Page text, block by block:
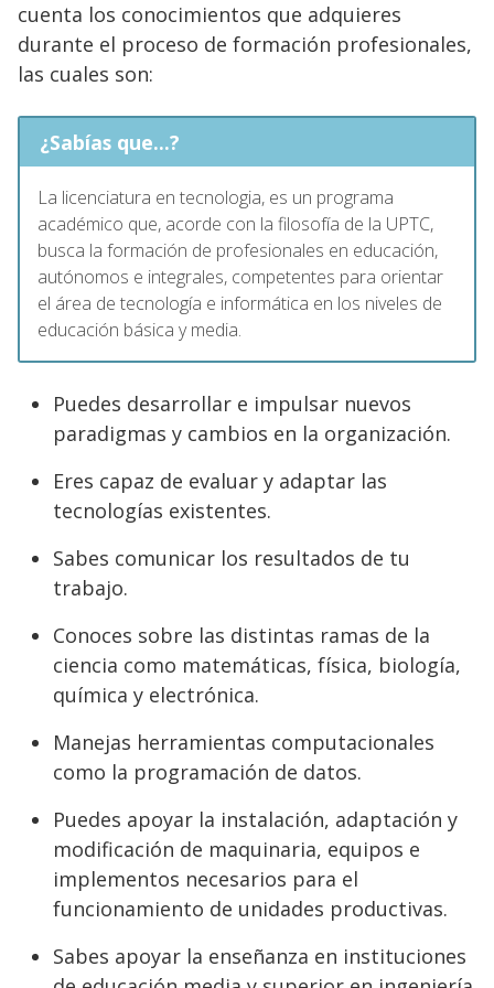
cuenta los conocimientos que adquieres
durante el proceso de formación profesionales,
las cuales son:
¿Sabías que...?
La licenciatura en tecnologia, es un programa
académico que, acorde con la filosofía de la UPTC,
busca la formación de profesionales en educación,
autónomos e integrales, competentes para orientar
el área de tecnología e informática en los niveles de
educación básica y media.
Puedes desarrollar e impulsar nuevos
paradigmas y cambios en la organización.
Eres capaz de evaluar y adaptar las
tecnologías existentes.
Sabes comunicar los resultados de tu
trabajo.
Conoces sobre las distintas ramas de la
ciencia como matemáticas, física, biología,
química y electrónica.
Manejas herramientas computacionales
como la programación de datos.
Puedes apoyar la instalación, adaptación y
modificación de maquinaria, equipos e
implementos necesarios para el
funcionamiento de unidades productivas.
Sabes apoyar la enseñanza en instituciones